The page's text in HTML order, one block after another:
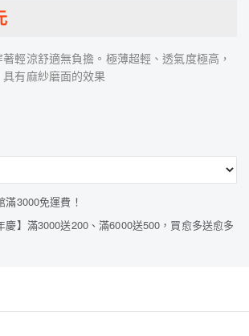
輕涼舒適無負擔。極薄超輕、透氣度極高，
有麻紗磨面的效果
滿3000免運費！
慶】滿3000送200、滿6000送500，買愈多送愈多